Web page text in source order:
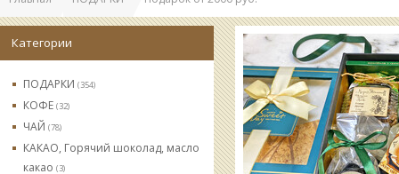
Категории
ПОДАРКИ (354)
КОФЕ (32)
ЧАЙ (78)
КАКАО, Горячий шоколад, масло
какао (3)